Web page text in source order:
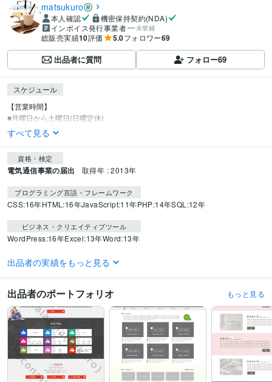
matsukuro
本人確認
機密保持契約(NDA)
インボイス発行事業者
未登録
総販売実績10評価 5.0フォロワー69
出品者に質問 フォロー69
スケジュール
【営業時間】
■月曜日から土曜日(日曜定休)
すべて見る
資格・検定
電気通信事業の届出 取得年 : 2013年
プログラミング言語・フレームワーク
CSS:16年HTML:16年JavaScript:11年PHP:14年SQL:12年
ビジネス・クリエイティブツール
WordPress:16年Excel:13年Word:13年
得意分野
WordPress
ワードプレス html
出品者の実績をもっと見る
出品者のポートフォリオ もっと見る